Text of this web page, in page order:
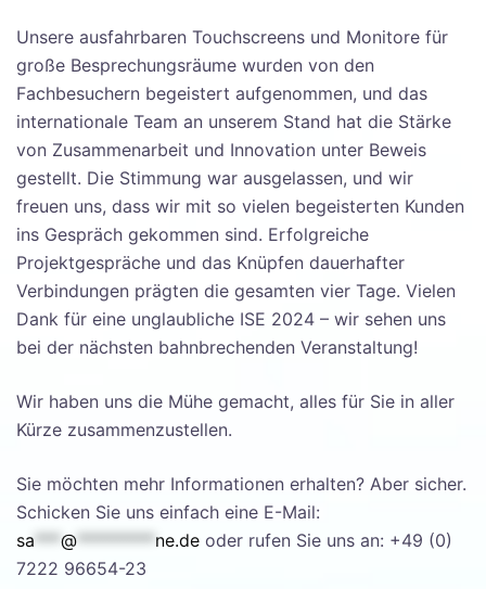
Unsere ausfahrbaren Touchscreens und Monitore für
große Besprechungsräume wurden von den
Fachbesuchern begeistert aufgenommen, und das
internationale Team an unserem Stand hat die Stärke
von Zusammenarbeit und Innovation unter Beweis
gestellt. Die Stimmung war ausgelassen, und wir
freuen uns, dass wir mit so vielen begeisterten Kunden
ins Gespräch gekommen sind. Erfolgreiche
Projektgespräche und das Knüpfen dauerhafter
Verbindungen prägten die gesamten vier Tage. Vielen
Dank für eine unglaubliche ISE 2024 – wir sehen uns
bei der nächsten bahnbrechenden Veranstaltung!
Wir haben uns die Mühe gemacht, alles für Sie in aller
Kürze zusammenzustellen.
Sie möchten mehr Informationen erhalten? Aber sicher.
Schicken Sie uns einfach eine E-Mail:
sa *** @ ********* ne.de oder rufen Sie uns an: +49 (0)
7222 96654-23